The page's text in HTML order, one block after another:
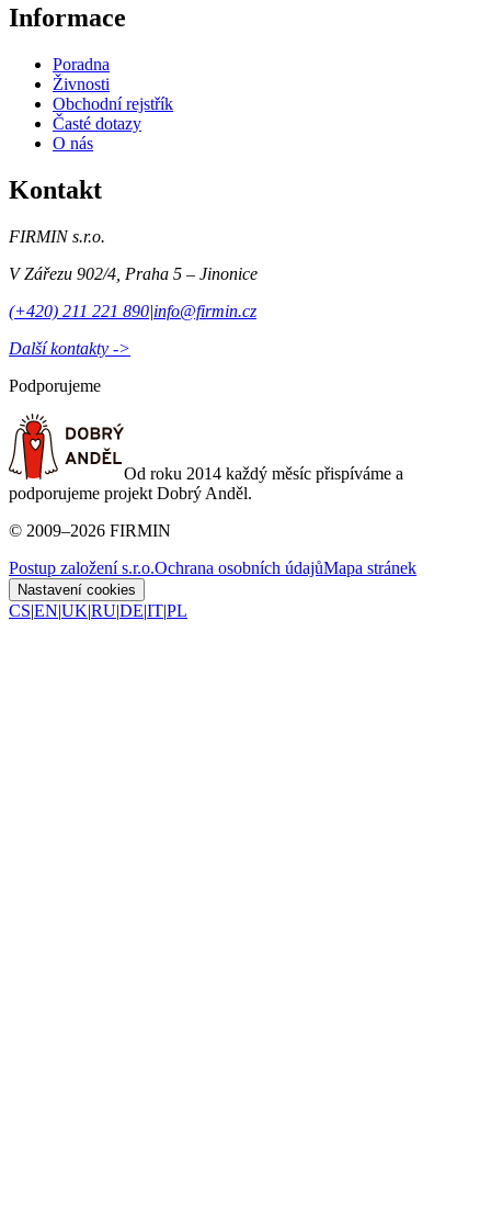
Informace
Poradna
Živnosti
Obchodní rejstřík
Časté dotazy
O nás
Kontakt
FIRMIN s.r.o.
V Zářezu 902/4 Praha 5 – Jinonice
(+420) 211 221 890|info@firmin.cz
Další kontakty ->
Podporujeme
Od roku 2014 každý měsíc přispíváme a
podporujeme projekt Dobrý Anděl.
© 2009–2026 FIRMIN
Postup založení s.r.o.Ochrana osobních údajůMapa stránek
Nastavení cookies
CS|EN|UK|RU|DE|IT|PL